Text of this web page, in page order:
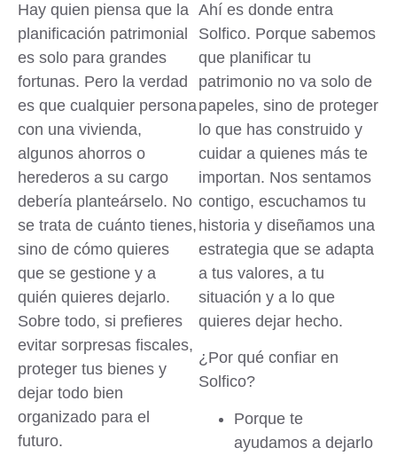
Hay quien piensa que la
planificación patrimonial
es solo para grandes
fortunas. Pero la verdad
es que cualquier persona
con una vivienda,
algunos ahorros o
herederos a su cargo
debería planteárselo. No
se trata de cuánto tienes,
sino de cómo quieres
que se gestione y a
quién quieres dejarlo.
Sobre todo, si prefieres
evitar sorpresas fiscales,
proteger tus bienes y
dejar todo bien
organizado para el
futuro.
Ahí es donde entra
Solfico. Porque sabemos
que planificar tu
patrimonio no va solo de
papeles, sino de proteger
lo que has construido y
cuidar a quienes más te
importan. Nos sentamos
contigo, escuchamos tu
historia y diseñamos una
estrategia que se adapta
a tus valores, a tu
situación y a lo que
quieres dejar hecho.
¿Por qué confiar en
Solfico?
Porque te
ayudamos a dejarlo